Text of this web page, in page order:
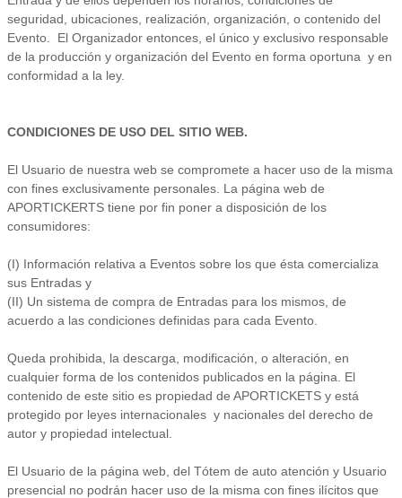
seguridad, ubicaciones, realización, organización, o contenido del
Evento. El Organizador entonces, el único y exclusivo responsable
de la producción y organización del Evento en forma oportuna y en
conformidad a la ley.
CONDICIONES DE USO DEL SITIO WEB.
El Usuario de nuestra web se compromete a hacer uso de la misma
con fines exclusivamente personales. La página web de
APORTICKERTS tiene por fin poner a disposición de los
consumidores:
(I) Información relativa a Eventos sobre los que ésta comercializa
sus Entradas y
(II) Un sistema de compra de Entradas para los mismos, de
acuerdo a las condiciones definidas para cada Evento.
Queda prohibida, la descarga, modificación, o alteración, en
cualquier forma de los contenidos publicados en la página. El
contenido de este sitio es propiedad de APORTICKETS y está
protegido por leyes internacionales y nacionales del derecho de
autor y propiedad intelectual.
El Usuario de la página web, del Tótem de auto atención y Usuario
presencial no podrán hacer uso de la misma con fines ilícitos que